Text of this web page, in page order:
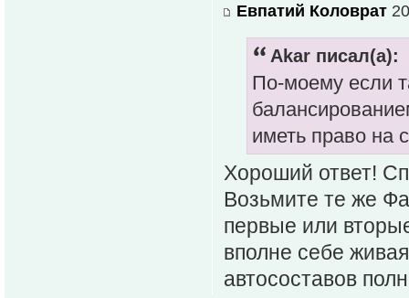
Евпатий Коловрат
Akar писал(а):
По-моему если
иметь право на
Хороший ответ!
Возьмите те же
первые или
вполне себе
автосоставов